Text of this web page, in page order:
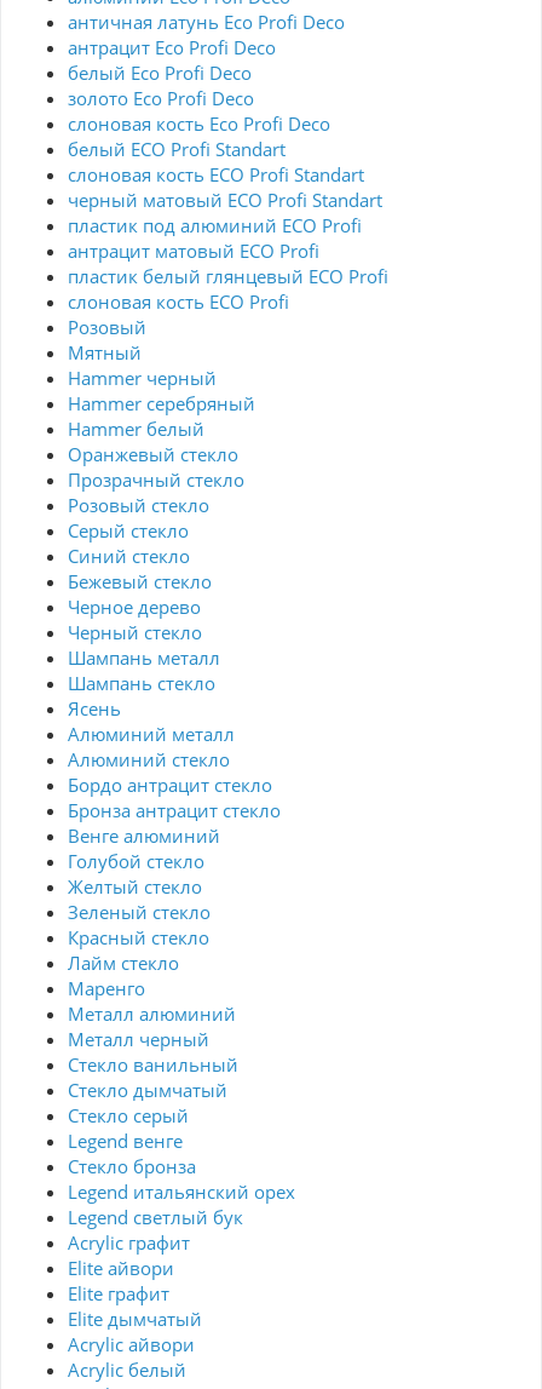
античная латунь Eco Profi Deco
антрацит Eco Profi Deco
белый Eco Profi Deco
золото Eco Profi Deco
слоновая кость Eco Profi Deco
белый ECO Profi Standart
слоновая кость ECO Profi Standart
черный матовый ECO Profi Standart
пластик под алюминий ECO Profi
антрацит матовый ECO Profi
пластик белый глянцевый ECO Profi
слоновая кость ECO Profi
Розовый
Мятный
Hammer черный
Hammer серебряный
Hammer белый
Оранжевый стекло
Прозрачный стекло
Розовый стекло
Серый стекло
Синий стекло
Бежевый стекло
Черное дерево
Черный стекло
Шампань металл
Шампань стекло
Ясень
Алюминий металл
Алюминий стекло
Бордо антрацит стекло
Бронза антрацит стекло
Венге алюминий
Голубой стекло
Желтый стекло
Зеленый стекло
Красный стекло
Лайм стекло
Маренго
Металл алюминий
Металл черный
Стекло ванильный
Стекло дымчатый
Стекло серый
Legend венге
Стекло бронза
Legend итальянский орех
Legend светлый бук
Acrylic графит
Elite айвори
Elite графит
Elite дымчатый
Acrylic айвори
Acrylic белый